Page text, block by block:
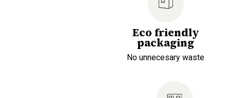
Eco friendly
packaging
No unnecesary waste